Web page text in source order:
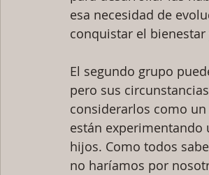
esa necesidad de
conquistar el
El segundo grupo
pero sus
considerarlos como
están
hijos. Como todos
no haríamos por